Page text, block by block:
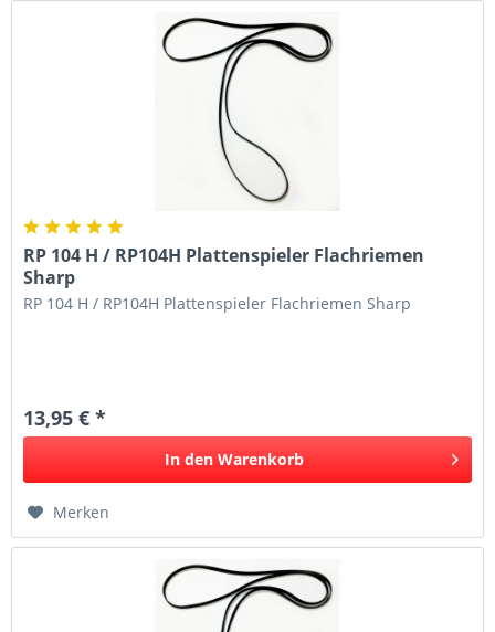
RP 104 H / RP104H Plattenspieler Flachriemen
Sharp
RP 104 H / RP104H Plattenspieler Flachriemen Sharp
13,95 € *
In den Warenkorb
Merken